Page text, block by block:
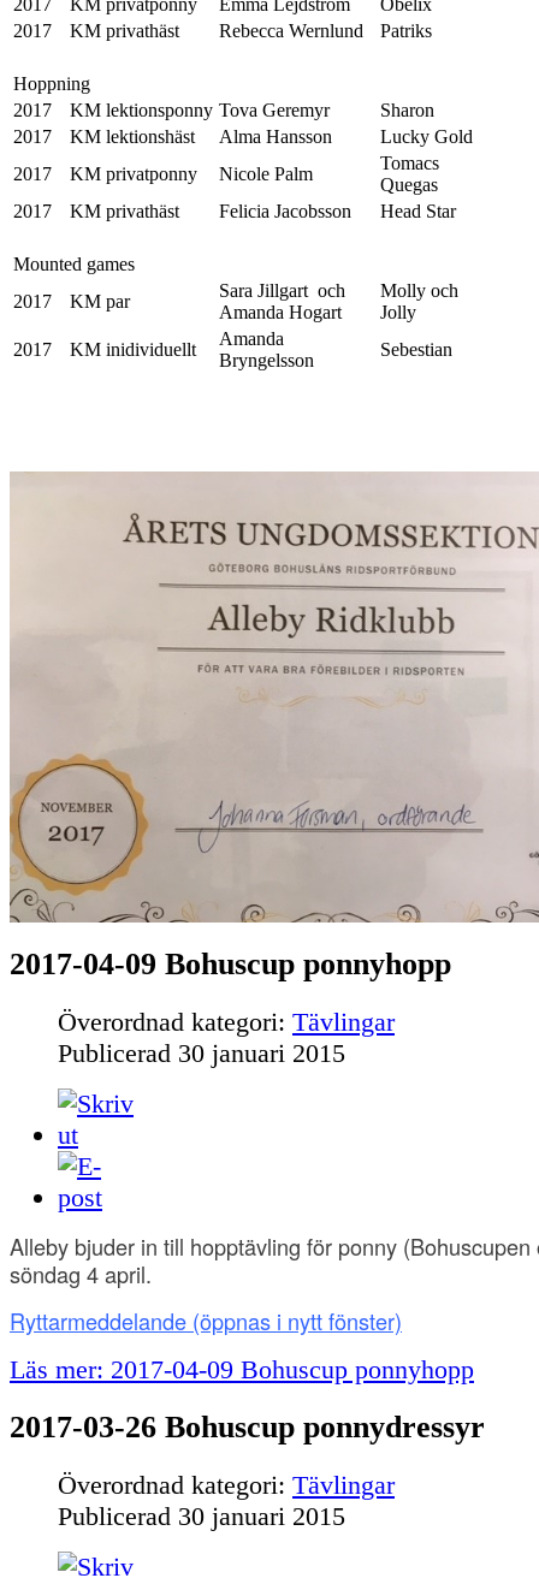
2017 KM privatponny Emma Lejdström
Obelix
2017
KM privathäst Rebecca Wernlund Patriks
Hoppning
2017
KM lektionsponny Tova Geremyr
Sharon
2017
KM lektionshäst Alma Hansson
Lucky Gold
2017
KM privatponny Nicole Palm
Tomacs
Quegas
2017
KM privathäst Felicia Jacobsson Head Star
Mounted games
2017
KM par
Sara Jillgart och
Amanda Hogart
Molly och
Jolly
2017
KM inidividuellt
Amanda
Bryngelsson
Sebestian
2017-04-09 Bohuscup ponnyhopp
Överordnad kategori: Tävlingar
Publicerad 30 januari 2015
Alleby bjuder in till hopptävling för ponny (Bohuscupen
söndag 4 april.
Ryttarmeddelande (öppnas i nytt fönster)
Läs mer: 2017-04-09 Bohuscup ponnyhopp
2017-03-26 Bohuscup ponnydressyr
Överordnad kategori: Tävlingar
Publicerad 30 januari 2015